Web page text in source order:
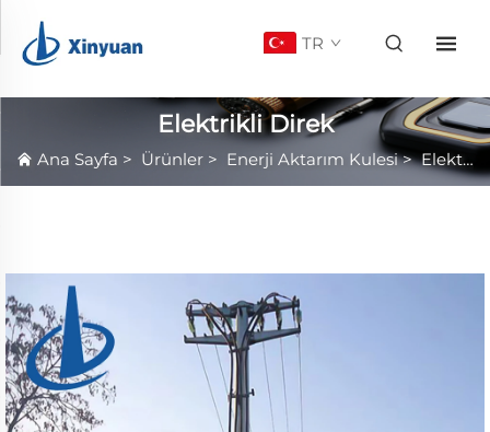
TR
Elektrikli Direk
Ana Sayfa > Ürünler > Enerji Aktarım Kulesi>Elektrikli Direk